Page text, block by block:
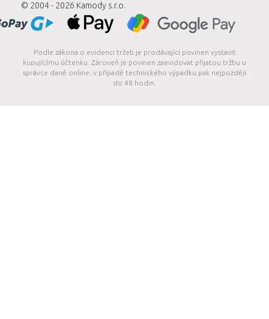
© 2004 - 2026 Kamody s.r.o.
Podle zákona o evidenci tržeb je prodávající povinen vystavit
kupujícímu účtenku. Zároveň je povinen zaevidovat přijatou tržbu u
správce daně online; v případě technického výpadku pak nejpozději
do 48 hodin.